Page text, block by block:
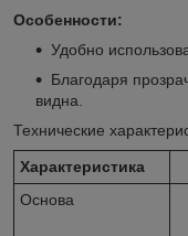
Особенности:
Удобно
Благодаря
видна.
Технические
Характеристика
Основа